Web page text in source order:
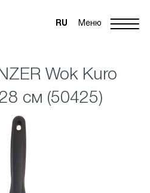
Меню
RU
Wok Kuro
см (50425)